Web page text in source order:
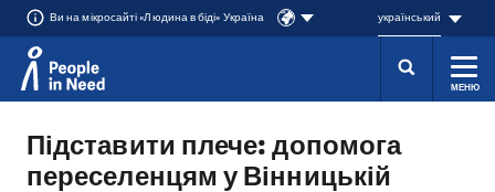
Ви на мікросайті «Людина в біді» Україна український
МЕНЮ
Підставити плече: допомога
переселенцям у Вінницькій